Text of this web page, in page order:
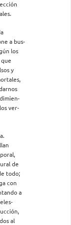
a bus-
los
y
ver-
de
todo;
con
a
al